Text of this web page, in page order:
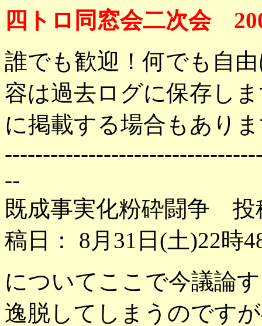
四トロ同窓会二次会
誰でも歓迎！何でも自
容は過去ログに保存し
に掲載する場合もあり
--
既成事実化粉砕闘争
稿日： 8月31日(土)22時
についてここで今議論
逸脱してしまうのです